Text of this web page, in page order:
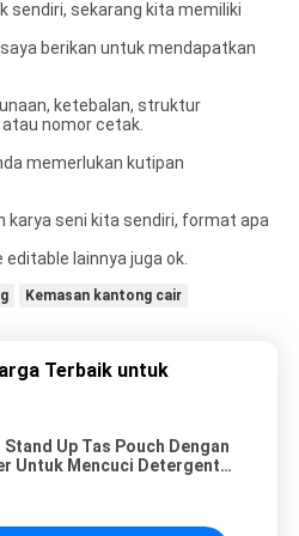
sendiri, sekarang kita memiliki
berikan untuk mendapatkan
ketebalan, struktur
nomor cetak.
memerlukan kutipan
karya seni kita sendiri, format apa
editable lainnya juga ok.
Kemasan kantong cair
Terbaik untuk
Stand Up Tas Pouch Dengan
Untuk Mencuci Detergent